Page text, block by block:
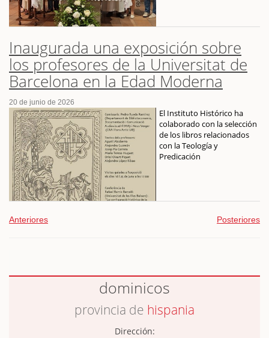
Inaugurada una exposición sobre
los profesores de la Universitat de
Barcelona en la Edad Moderna
20 de junio de 2026
El Instituto Histórico ha
colaborado con la selección
de los libros relacionados
con la Teología y
Predicación
Anteriores Posteriores
dominicos
provincia de hispania
Dirección: